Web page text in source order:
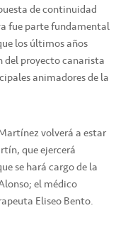
de continuidad
fue parte fundamental
los últimos años
del proyecto canarista
animadores de la
volverá a estar
que ejercerá
se hará cargo de la
el médico
Eliseo Bento.